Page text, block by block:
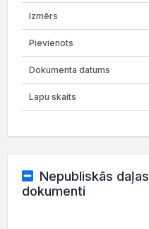
Nepubliskās daļas
dokumenti